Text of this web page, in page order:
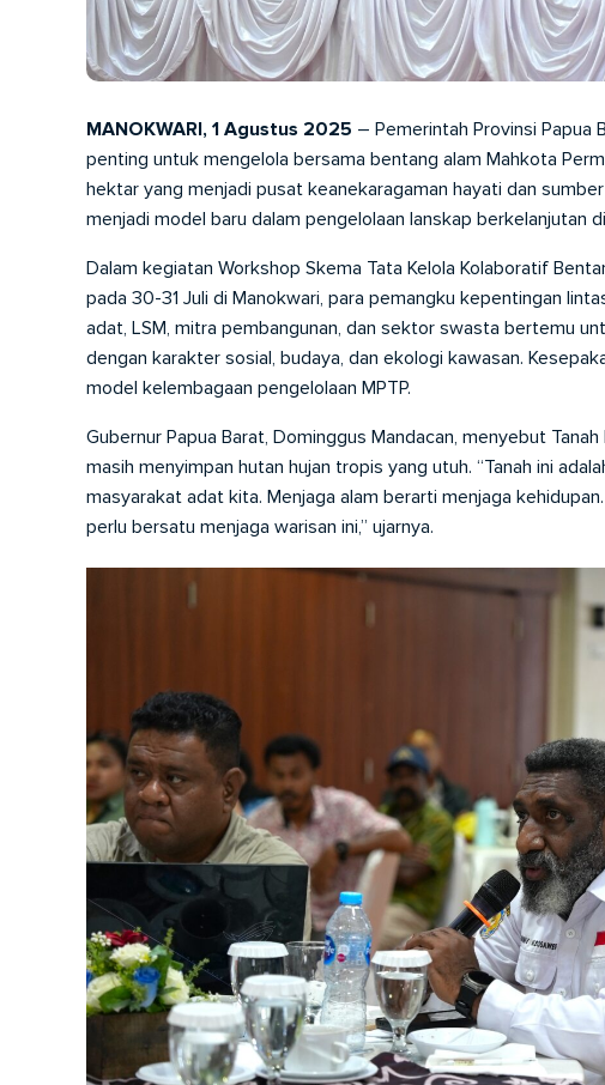
MANOKWARI, 1 Agustus 2025 – Pemerintah Provinsi Papua
penting untuk mengelola bersama bentang alam Mahkota
hektar yang menjadi pusat keanekaragaman hayati dan
menjadi model baru dalam pengelolaan lanskap berkelanjutan
Dalam kegiatan Workshop Skema Tata Kelola Kolaboratif
pada 30-31 Juli di Manokwari, para pemangku kepentingan
adat, LSM, mitra pembangunan, dan sektor swasta bertemu
dengan karakter sosial, budaya, dan ekologi kawasan.
model kelembagaan pengelolaan MPTP.
Gubernur Papua Barat, Dominggus Mandacan, menyebut
masih menyimpan hutan hujan tropis yang utuh. “Tanah ini
masyarakat adat kita. Menjaga alam berarti menjaga
perlu bersatu menjaga warisan ini,” ujarnya.